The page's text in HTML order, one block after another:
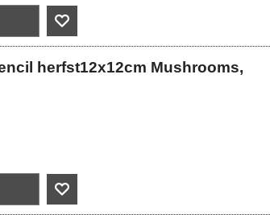
herfst12x12cm Mushrooms,